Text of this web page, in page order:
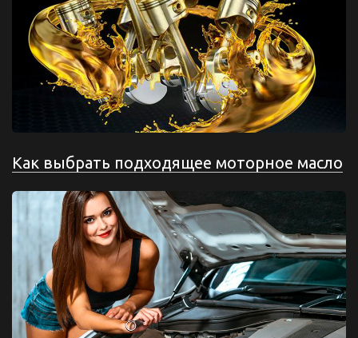
Как выбрать подходящее моторное масло